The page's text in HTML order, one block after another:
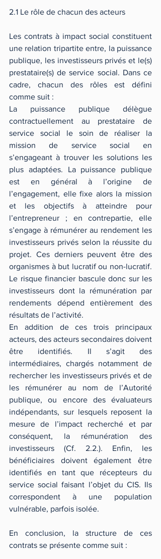
2.1 Le rôle de chacun des acteurs
Les contrats à impact social constituent
une relation tripartite entre, la puissance
publique, les investisseurs privés et le(s)
prestataire(s) de service social. Dans ce
cadre, chacun des rôles est défini
comme suit :
La puissance publique délègue
contractuellement au prestataire de
service social le soin de réaliser la
mission de service social en
s’engageant à trouver les solutions les
plus adaptées. La puissance publique
est en général à l’origine de
l’engagement, elle fixe alors la mission
et les objectifs à atteindre pour
l’entrepreneur ; en contrepartie, elle
s’engage à rémunérer au rendement les
investisseurs privés selon la réussite du
projet. Ces derniers peuvent être des
organismes à but lucratif ou non-lucratif.
Le risque financier bascule donc sur les
investisseurs dont la rémunération par
rendements dépend entièrement des
résultats de l’activité.
En addition de ces trois principaux
acteurs, des acteurs secondaires doivent
être identifiés. Il s’agit des
intermédiaires, chargés notamment de
rechercher les investisseurs privés et de
les rémunérer au nom de l’Autorité
publique, ou encore des évaluateurs
indépendants, sur lesquels reposent la
mesure de l’impact recherché et par
conséquent, la rémunération des
investisseurs (Cf. 2.2.). Enfin, les
bénéficiaires doivent également être
identifiés en tant que récepteurs du
service social faisant l’objet du CIS. Ils
correspondent à une population
vulnérable, parfois isolée.
En conclusion, la structure de ces
contrats se présente comme suit :